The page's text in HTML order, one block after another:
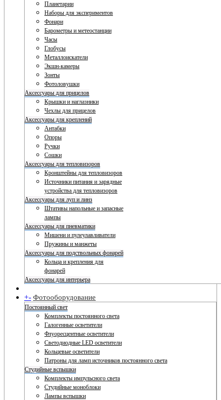
Планетарии
Наборы для экспериментов
Фонари
Барометры и метеостанции
Часы
Глобусы
Металлоискатели
Экшн-камеры
Зонты
Фотоловушки
Аксессуары для прицелов
Крышки и наглазники
Чехлы для прицелов
Аксессуары для креплений
Антабки
Опоры
Ручки
Сошки
Аксессуары для тепловизоров
Кронштейны для тепловизоров
Источники питания и зарядные
устройства для тепловизоров
Аксессуары для луп и линз
Штативы напольные и запасные
лампы
Аксессуары для пневматики
Мишени и пулеулавливатели
Пружины и манжеты
Аксессуары для подствольных фонарей
Кольца и крепления для
фонарей
Аксессуары для интерьера
+- Фотооборудование
Постоянный свет
Комплекты постоянного света
Галогенные осветители
Флуоресцентные осветители
Светодиодные LED осветители
Кольцевые осветители
Патроны для ламп источников постоянного света
Студийные вспышки
Комплекты импульсного света
Студийные моноблоки
Лампы вспышки